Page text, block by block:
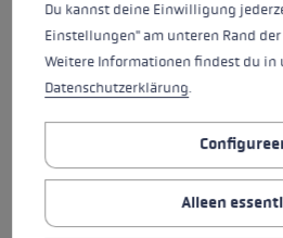
overhandschoen niet
worden opgeborgen in de
opbergzak.
HIGHLIGHTS
Grip - lus/handschoen systeem
Du kannst deine Einwilligung
Einstellungen" am unteren Rand
Weitere Informationen findest du in
Datenschutzerklärung.
Alleen